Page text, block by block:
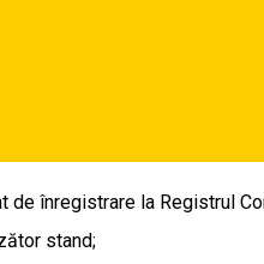
în perioada 15-28
înregistrare la Registrul
stand;